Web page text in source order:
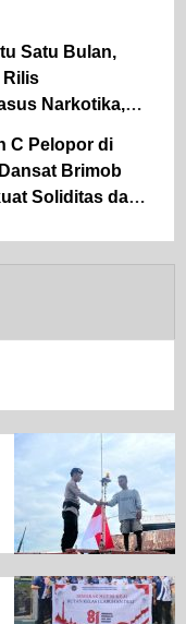
Satu Bulan,
Rilis
Narkotika,
terhadap Anak
C Pelopor di
Brimob
Soliditas dan